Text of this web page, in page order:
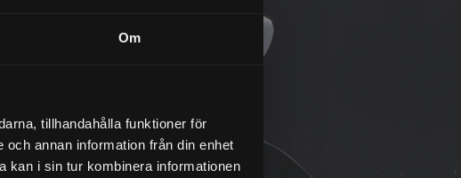
Om
tillhandahålla funktioner för
annan information från din enhet
kan i sin tur kombinera informationen